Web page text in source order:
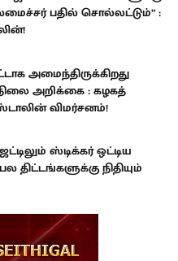
பதில் சொல்லட்டும்” :
அமைந்திருக்கிறது
அறிக்கை : கழகத்
விமர்சனம்!
ஸ்டிக்கர் ஒட்டிய
திட்டங்களுக்கு நிதியும்